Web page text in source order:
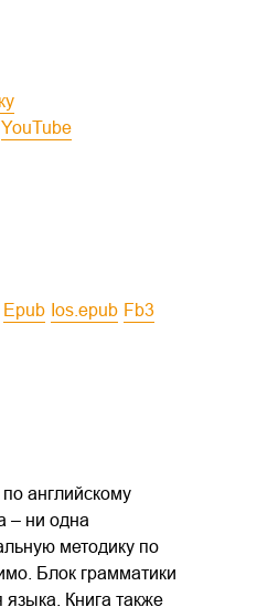
YouTube
epub ios.epub fb3
английскому
– ни одна
методику по
Блок грамматики
Книга также